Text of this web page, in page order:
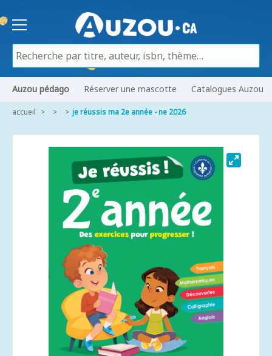
Auzou pédago Réserver une mascotte Catalogues Auzou
accueil je réussis ma 2e année - ne 2026